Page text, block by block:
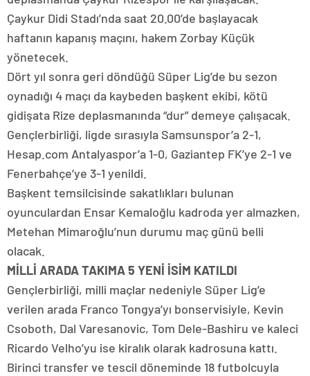
Çaykur Didi Stadı’nda saat 20.00’de başlayacak
haftanın kapanış maçını, hakem Zorbay Küçük
yönetecek.
Dört yıl sonra geri döndüğü Süper Lig’de bu sezon
oynadığı 4 maçı da kaybeden başkent ekibi, kötü
gidişata Rize deplasmanında “dur” demeye çalışacak.
Gençlerbirliği, ligde sırasıyla Samsunspor’a 2-1,
Hesap.com Antalyaspor’a 1-0, Gaziantep FK’ye 2-1 ve
Fenerbahçe’ye 3-1 yenildi.
Başkent temsilcisinde sakatlıkları bulunan
oyunculardan Ensar Kemaloğlu kadroda yer almazken,
Metehan Mimaroğlu’nun durumu maç günü belli
olacak.
MİLLİ ARADA TAKIMA 5 YENİ İSİM KATILDI
Gençlerbirliği, milli maçlar nedeniyle Süper Lig’e
verilen arada Franco Tongya’yı bonservisiyle, Kevin
Csoboth, Dal Varesanovic, Tom Dele-Bashiru ve kaleci
Ricardo Velho’yu ise kiralık olarak kadrosuna kattı.
Birinci transfer ve tescil döneminde 18 futbolcuyla